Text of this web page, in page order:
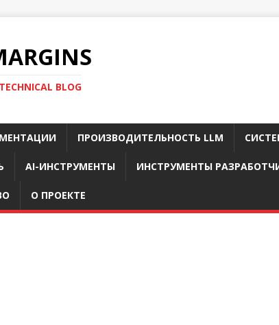
BLOG
ПРОИЗВОДИТЕЛЬНОСТЬ LLM
AI-ИНСТРУМЕНТЫ ИНСТРУМЕНТЫ
О ПРОЕКТЕ